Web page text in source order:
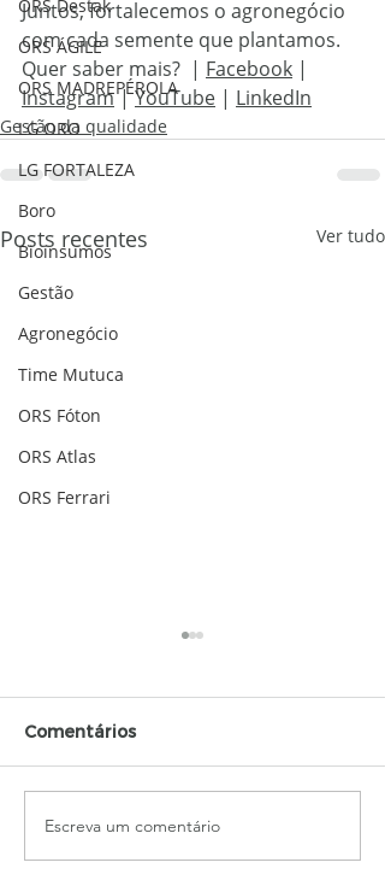
ORS Destak
ORS ÁGILE
ORS MADREPÉROLA
LG ORO
LG FORTALEZA
Boro
Bioinsumos
Gestão
Agronegócio
Time Mutuca
ORS Fóton
ORS Atlas
ORS Ferrari
Juntos, fortalecemos o agronegócio
com cada semente que plantamos.
Quer saber mais?  | Facebook |
Instagram | YouTube | LinkedIn
Gestão da qualidade
Posts recentes Ver tudo
Certificação ISO 9001
Agro | Sementes
Comentários
Escreva um comentário